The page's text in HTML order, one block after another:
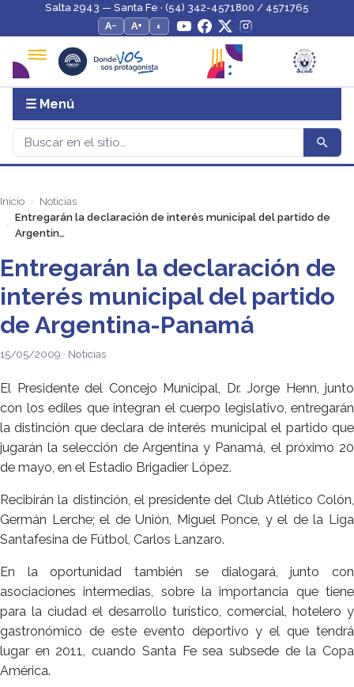
Salta 2943 — Santa Fe · (54) 342-4571800 / 4571765
A−
A+ ◐
☰ Menú
Inicio
Noticias
Entregarán la declaración de interés municipal del partido de
Argentin…
Entregarán la declaración de
interés municipal del partido
de Argentina-Panamá
15/05/2009 · Noticias
El Presidente del Concejo Municipal, Dr. Jorge Henn, junto
con los ediles que integran el cuerpo legislativo, entregarán
la distinción que declara de interés municipal el partido que
jugarán la selección de Argentina y Panamá, el próximo 20
de mayo, en el Estadio Brigadier López.
Recibirán la distinción, el presidente del Club Atlético Colón,
Germán Lerche; el de Unión, Miguel Ponce, y el de la Liga
Santafesina de Fútbol, Carlos Lanzaro.
En la oportunidad también se dialogará, junto con
asociaciones intermedias, sobre la importancia que tiene
para la ciudad el desarrollo turístico, comercial, hotelero y
gastronómico de este evento deportivo y el que tendrá
lugar en 2011, cuando Santa Fe sea subsede de la Copa
América.